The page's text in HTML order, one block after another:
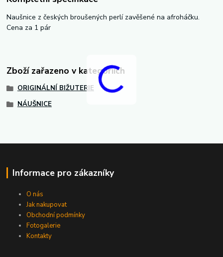
Naušnice z českých broušených perlí zavěšené na afroháčku.
Cena za 1 pár
Zboží zařazeno v kategoriích
ORIGINÁLNÍ BIŽUTERIE
NÁUŠNICE
Informace pro zákazníky
O nás
Jak nakupovat
Obchodní podmínky
Fotogalerie
Kontakty